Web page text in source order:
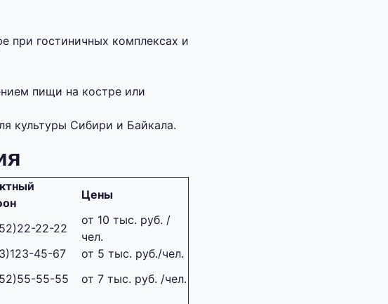
при гостиничных комплексах и
пищи на костре или
культуры Сибири и Байкала.
Цены
22-22
от 10 тыс. руб. /
чел.
45-67
от 5 тыс. руб./чел.
55-55 от 7 тыс. руб. /чел.